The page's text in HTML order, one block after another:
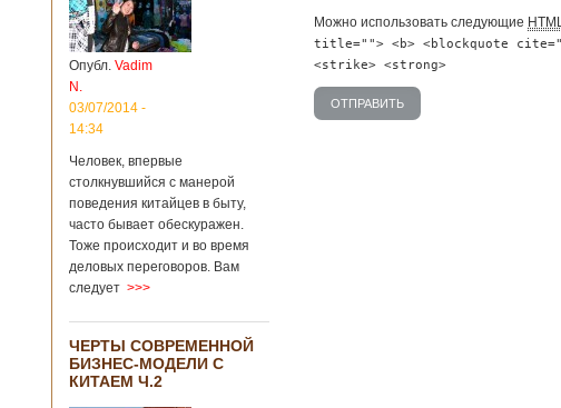
Опубл. Vadim
N.
03/07/2014 -
14:34
Человек, впервые
столкнувшийся с манерой
поведения китайцев в быту,
часто бывает обескуражен.
Тоже происходит и во время
деловых переговоров. Вам
следует >>>
ЧЕРТЫ СОВРЕМЕННОЙ
БИЗНЕС-МОДЕЛИ С
КИТАЕМ Ч.2
Можно использовать следующие
title=""> <b> <blockquote
<strike> <strong>